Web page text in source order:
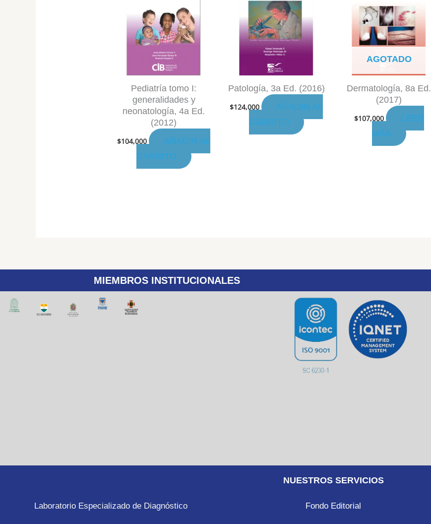
Pediatría tomo I:
generalidades y
neonatología, 4a Ed.
(2012)
$104,000
AÑADIR AL
CARRITO
Patología, 3a Ed. (2016)
$124,000
AÑADIR AL
CARRITO
AGOTADO
Dermatología, 8a Ed.
(2017)
$107,000
LEER
MÁS
MIEMBROS INSTITUCIONALES
NUESTROS SERVICIOS
Laboratorio Especializado de Diagnóstico Fondo Editorial